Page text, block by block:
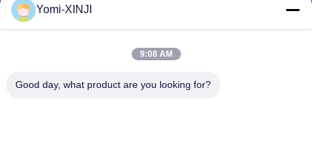
Fil D'acier À Faible Teneur En Carbone
À Propos De Nous
Visite D'usine
Yomi-XINJI
9:08 AM
Good day, what product are you looking for?